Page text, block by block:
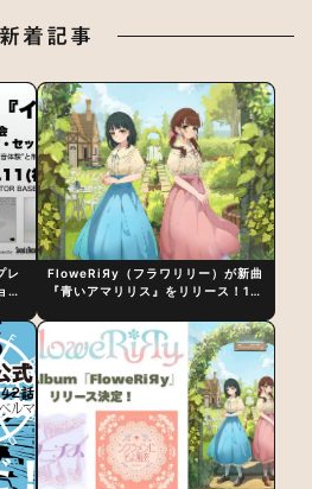
新着記事
レ
ン
FloweRiЯy（フラワリリー）が新曲
『青いアマリリス』をリリース！1st